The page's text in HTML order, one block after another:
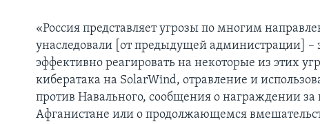
«Россия представляет угрозы по многим
унаследовали [от предыдущей администрации] –
эффективно реагировать на некоторые из этих
кибератака на SolarWind, отравление и
против Навального, сообщения о награждении за
Афганистане или о продолжающемся